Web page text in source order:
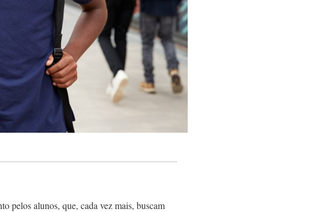
pelos alunos, que, cada vez mais, buscam